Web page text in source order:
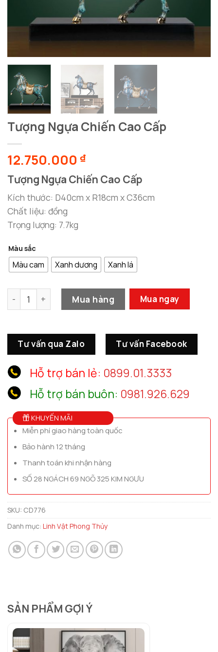
Tượng Ngựa Chiến Cao Cấp
12.750.000 ₫
Tượng Ngựa Chiến Cao Cấp
Kích thước: D40cm x R18cm x C36cm
Chất liệu: đồng
Trọng lượng: 7.7kg
Màu sắc
Màu cam Xanh dương Xanh lá
Tượng Ngựa Chiến Cao Cấp số lượng
Mua hàng Mua ngay
Tư vấn qua Zalo Tư vấn Facebook
Hỗ trợ bán lẻ: 0899.01.3333
Hỗ trợ bán buôn: 0981.926.629
KHUYẾN MÃI
Miễn phí giao hàng toàn quốc
Bảo hành 12 tháng
Thanh toán khi nhận hàng
SỐ 28 NGÁCH 69 NGÕ 325 KIM NGƯU
SKU: CD776
Danh mục: Linh Vật Phong Thủy
SẢN PHẨM GỢI Ý